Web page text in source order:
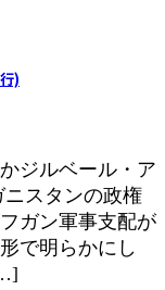
)
ジルベール・ア
スタンの政権
ガン軍事支配が
で明らかにし